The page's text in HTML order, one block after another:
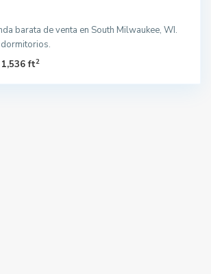
barata de venta en South Milwaukee, WI.
1,536 ft2